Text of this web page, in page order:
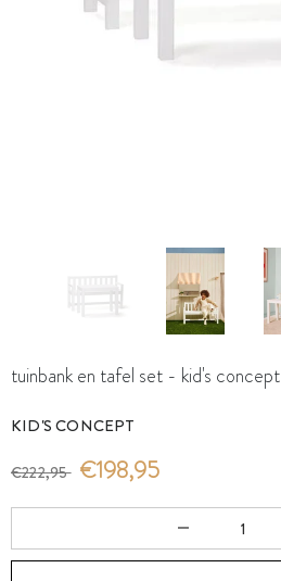
tuinbank en tafel set - kid's concept
KID'S CONCEPT
€222,95 €198,95